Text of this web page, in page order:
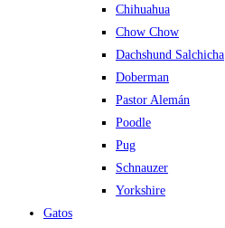
Chihuahua
Chow Chow
Dachshund Salchicha
Doberman
Pastor Alemán
Poodle
Pug
Schnauzer
Yorkshire
Gatos